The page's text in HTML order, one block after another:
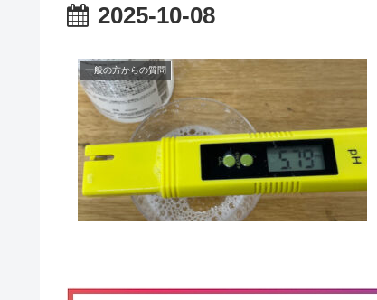
2025-10-08
一般の方からの質問